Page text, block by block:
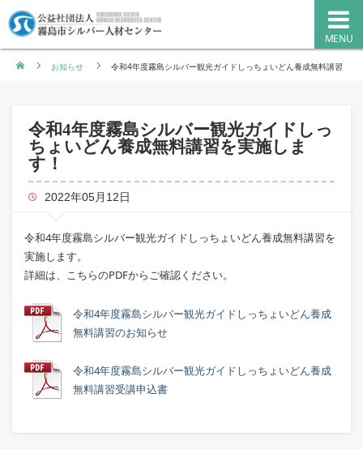
MENU
お知らせ
令和4年度霧島シルバー観光ガイドしっちょいどん養成無料講習
令和4年度霧島シルバー観光ガイドしっ
ちょいどん養成無料講習を実施しま
す！
2022年05月12日
令和4年度霧島シルバー観光ガイドしっちょいどん養成無料講習を
実施します。
詳細は、こちらのPDFからご確認ください。
令和4年度霧島シルバー観光ガイドしっちょいどん養成
無料講習のお知らせ
令和4年度霧島シルバー観光ガイドしっちょいどん養成
無料講習受講申込書